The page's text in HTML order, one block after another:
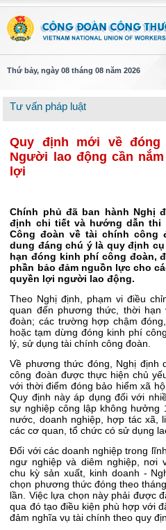
Thứ bảy, ngày 08 tháng 08 năm 2026
Tư vấn pháp luật
Quy định mới về
Người lao động cần
lợi
Chính phủ đã ban hành Nghị
định chi tiết và hướng dẫn thi
Công đoàn về tài chính công
dung đáng chú ý là quy định
hạn đóng kinh phí công đoàn,
phần bảo đảm nguồn lực cho
quyền lợi người lao động.
Theo Nghị định, phạm vi điều
quan đến phương thức, thời hạn
đoàn; các trường hợp chậm
hoặc tạm dừng đóng kinh phí
lý, sử dụng tài chính công đoàn.
Về phương thức đóng, Nghị định
công đoàn được thực hiện chủ
với thời điểm đóng bảo hiểm xã
Quy định này áp dụng đối với
sự nghiệp công lập không hưởng
nước, doanh nghiệp, hợp tác xã,
các cơ quan, tổ chức có sử dụng
Đối với các doanh nghiệp trong
ngư nghiệp và diêm nghiệp, nơi
chu kỳ sản xuất, kinh doanh -
chọn phương thức đóng theo
lần. Việc lựa chọn này phải được
qua đó tạo điều kiện phù hợp với
đảm nghĩa vụ tài chính theo quy